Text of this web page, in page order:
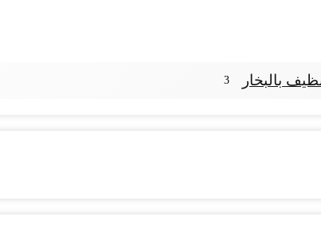
بالبخار 3